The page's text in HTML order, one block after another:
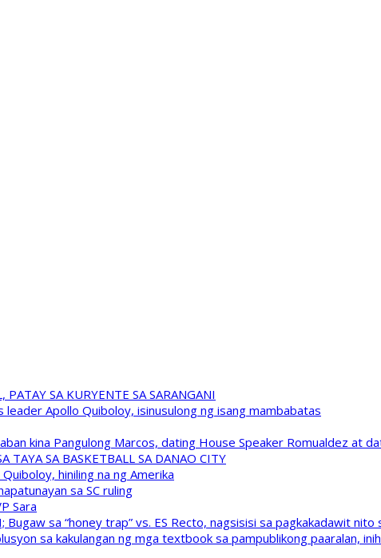
SA KURYENTE SA SARANGANI
Apollo Quiboloy, isinusulong ng isang mambabatas
kina Pangulong Marcos, dating House Speaker Romualdez at
TAYA SA BASKETBALL SA DANAO CITY
hiniling na ng Amerika
sa SC ruling
Sara
sa “honey trap” vs. ES Recto, nagsisisi sa pagkakadawit nito
sa kakulangan ng mga textbook sa pampublikong paaralan,